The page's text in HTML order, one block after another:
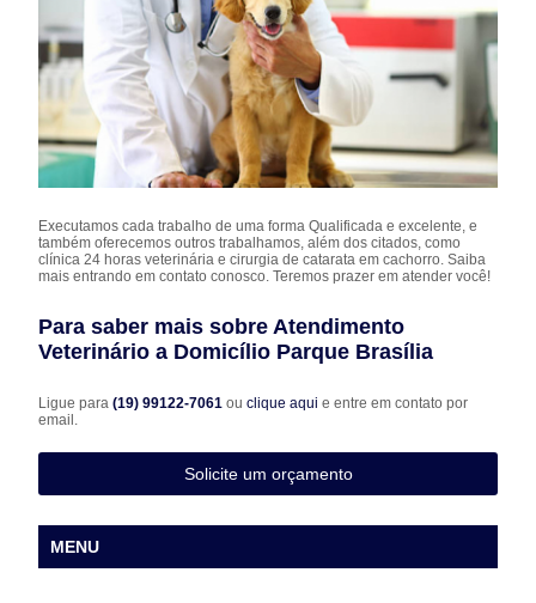
Executamos cada trabalho de uma forma Qualificada e excelente, e
também oferecemos outros trabalhamos, além dos citados, como
clínica 24 horas veterinária e cirurgia de catarata em cachorro. Saiba
mais entrando em contato conosco. Teremos prazer em atender você!
Para saber mais sobre Atendimento
Veterinário a Domicílio Parque Brasília
Ligue para(19) 99122-7061ouclique aqui e entre em contato por
email.
Solicite um orçamento
MENU